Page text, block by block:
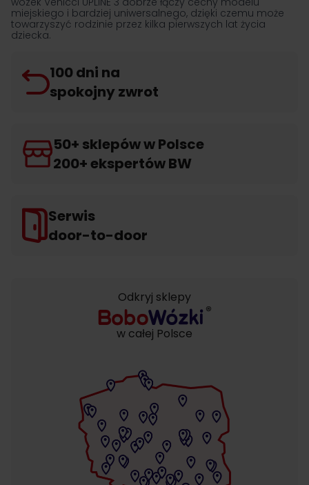
miejskiego i bardziej uniwersalnego, dzięki czemu może
towarzyszyć rodzinie przez kilka pierwszych lat życia
dziecka.
100 dni na
spokojny zwrot
50+ sklepów w Polsce
200+ ekspertów BW
Serwis
door-to-door
Odkryj sklepy
w całej Polsce